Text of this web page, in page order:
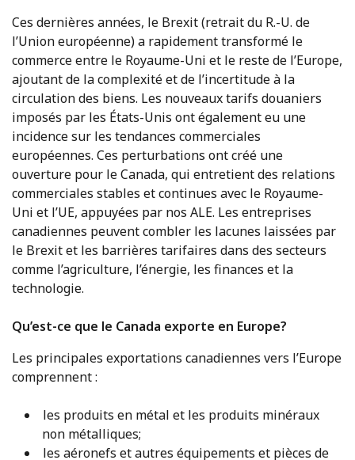
Ces dernières années, le Brexit (retrait du R.-U. de
l’Union européenne) a rapidement transformé le
commerce entre le Royaume-Uni et le reste de l’Europe,
ajoutant de la complexité et de l’incertitude à la
circulation des biens. Les nouveaux tarifs douaniers
imposés par les États-Unis ont également eu une
incidence sur les tendances commerciales
européennes. Ces perturbations ont créé une
ouverture pour le Canada, qui entretient des relations
commerciales stables et continues avec le Royaume-
Uni et l’UE, appuyées par nos ALE. Les entreprises
canadiennes peuvent combler les lacunes laissées par
le Brexit et les barrières tarifaires dans des secteurs
comme l’agriculture, l’énergie, les finances et la
technologie.
Qu’est-ce que le Canada exporte en Europe?
Les principales exportations canadiennes vers l’Europe
comprennent :
les produits en métal et les produits minéraux
non métalliques;
les aéronefs et autres équipements et pièces de